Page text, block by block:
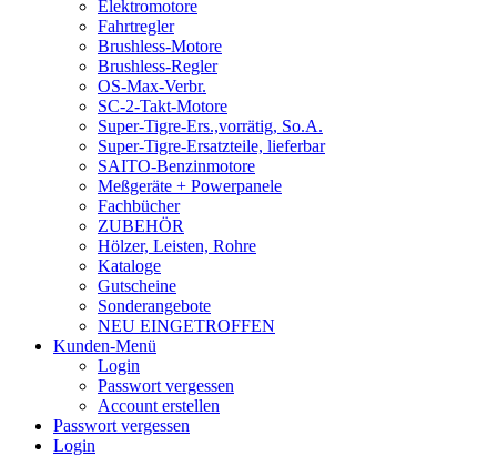
Elektromotore
Fahrtregler
Brushless-Motore
Brushless-Regler
OS-Max-Verbr.
SC-2-Takt-Motore
Super-Tigre-Ers.,vorrätig, So.A.
Super-Tigre-Ersatzteile, lieferbar
SAITO-Benzinmotore
Meßgeräte + Powerpanele
Fachbücher
ZUBEHÖR
Hölzer, Leisten, Rohre
Kataloge
Gutscheine
Sonderangebote
NEU EINGETROFFEN
Kunden-Menü
Login
Passwort vergessen
Account erstellen
Passwort vergessen
Login